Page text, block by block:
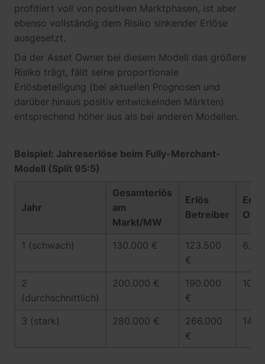
profitiert voll von positiven Marktphasen, ist aber
ebenso vollständig dem Risiko sinkender Erlöse
ausgesetzt.
Da der Asset Owner bei diesem Modell das größere
Risiko trägt, fällt seine proportionale
Erlösbeteiligung (bei aktuellen Prognosen und
darüber hinaus positiv entwickelnden Märkten)
entsprechend höher aus als bei anderen Modellen.
Beispiel: Jahreserlöse beim Fully-Merchant-
Modell (Split 95:5)
Jahr
Gesamterlös
am
Markt/MW
Erlös
Betreiber
1 (schwach) 130.000 €
123.500
€
2
(durchschnittlich)
200.000 €
190.000
€
3 (stark) 280.000 €
266.000
€